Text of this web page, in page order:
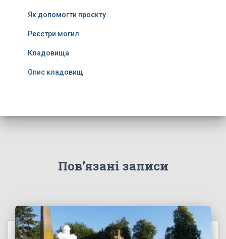
Як допомогти проєкту
Реєстри могил
Кладовища
Опис кладовищ
Пов’язані записи